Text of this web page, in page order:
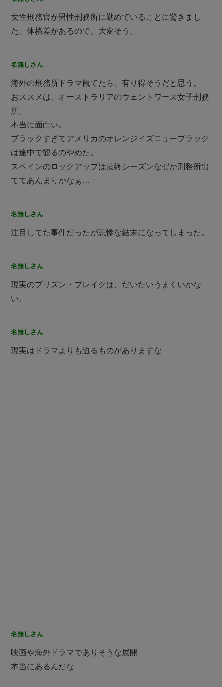
女性刑務官が男性刑務所に勤めていることに驚きまし
た。体格差があるので、大変そう。
名無しさん
海外の刑務所ドラマ観てたら、有り得そうだと思う。
おススメは、オーストラリアのウェントワース女子刑務
所。
本当に面白い。
ブラックすぎてアメリカのオレンジイズニューブラック
は途中で観るのやめた。
スペインのロックアップは最終シーズンなぜか刑務所出
ててあんまりかなぁ…
名無しさん
注目してた事件だったが悲惨な結末になってしまった。
名無しさん
現実のプリズン・ブレイクは、だいたいうまくいかな
い。
名無しさん
現実はドラマよりも迫るものがありますな
名無しさん
映画や海外ドラマでありそうな展開
本当にあるんだな